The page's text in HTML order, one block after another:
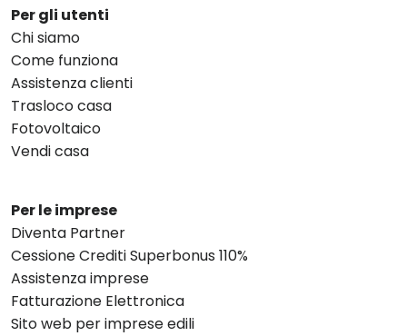
Per gli utenti
Chi siamo
Come funziona
Assistenza clienti
Trasloco casa
Fotovoltaico
Vendi casa
Per le imprese
Diventa Partner
Cessione Crediti Superbonus 110%
Assistenza imprese
Fatturazione Elettronica
Sito web per imprese edili